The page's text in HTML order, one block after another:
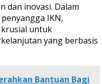
dan inovasi. Dalam
IKN,
untuk
yang berbasis
Bantuan Bagi